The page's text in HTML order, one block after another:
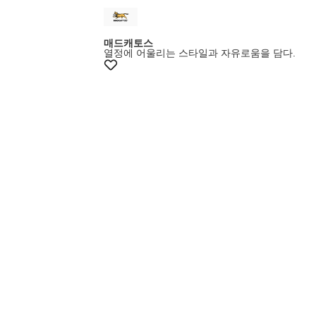
매드캐토스
열정에 어울리는 스타일과 자유로움을 담다.